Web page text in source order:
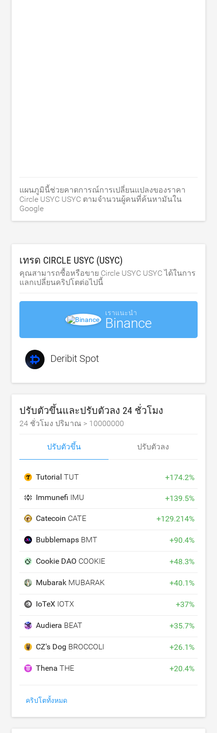
แผนภูมินี้ช่วยคาดการณ์การเปลี่ยนแปลงของราคา
Circle USYC USYC ตามจำนวนผู้คนที่ค้นหามันใน
Google
เทรด CIRCLE USYC (USYC)
คุณสามารถซื้อหรือขาย Circle USYC USYC ได้ในการ
แลกเปลี่ยนคริปโตต่อไปนี้
เราแนะนำ
Binance
Deribit Spot
ปรับตัวขึ้นและปรับตัวลง 24 ชั่วโมง
24 ชั่วโมง ปริมาณ > 10000000
ปรับตัวขึ้น ปรับตัวลง
Tutorial TUT +174.2%
Immunefi IMU +139.5%
Catecoin CATE +129.214%
Bubblemaps BMT +90.4%
Cookie DAO COOKIE +48.3%
Mubarak MUBARAK +40.1%
IoTeX IOTX +37%
Audiera BEAT +35.7%
CZ's Dog BROCCOLI +26.1%
Thena THE +20.4%
คริปโตทั้งหมด